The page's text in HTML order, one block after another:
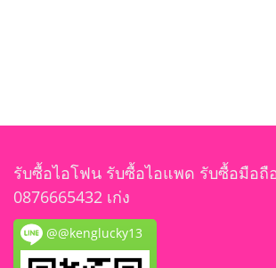
รับซื้อไอโฟน รับซื้อไอแพด รับซื้อมือถื
0876665432 เก่ง
@@kenglucky13